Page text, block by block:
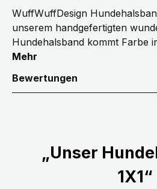
WuffWuffDesign
unserem handgefertigten
Hundehalsband kommt Farbe
Mehr
Bewertungen
„Unser
1X1“